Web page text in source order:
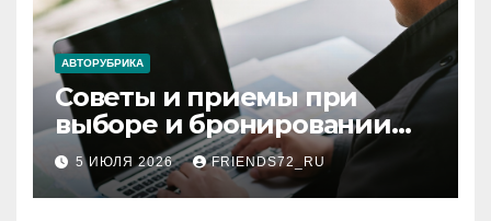
ki
АВТОРУБРИКА
Советы и приемы при
выборе и бронировании
авиабилетов
5 ИЮЛЯ 2026 FRIENDS72_RU